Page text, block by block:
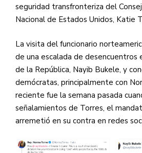
Esfuerzos sobre
principal objetivo de
— Red Informativa de
(@arpassv)April 5, 2021
seguridad transfronteriza del
Nacional de Estados Unidos, Katie
La visita del funcionario
de una escalada de
de la República, Nayib Bukele, y
demócratas, principalmente con
reciente fue la semana pasada
señalamientos de Torres, el
arremetió en su contra en redes